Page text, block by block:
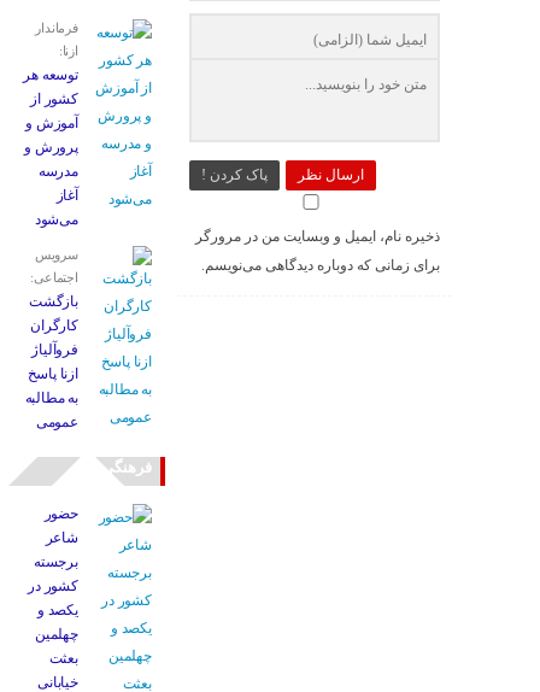
ارسال نظر پاک کردن !
ذخیره نام، ایمیل و وبسایت من در مرورگر
برای زمانی که دوباره دیدگاهی می‌نویسم.
فرماندار
ازنا:
توسعه هر
کشور از
آموزش و
پرورش و
مدرسه
آغاز
می‌شود
سرویس
اجتماعی:
بازگشت
کارگران
فروآلیاژ
ازنا پاسخ
به مطالبه
عمومی
فرهنگی
حضور
شاعر
برجسته
کشور در
یکصد و
چهلمین
بعثت
خیابانی